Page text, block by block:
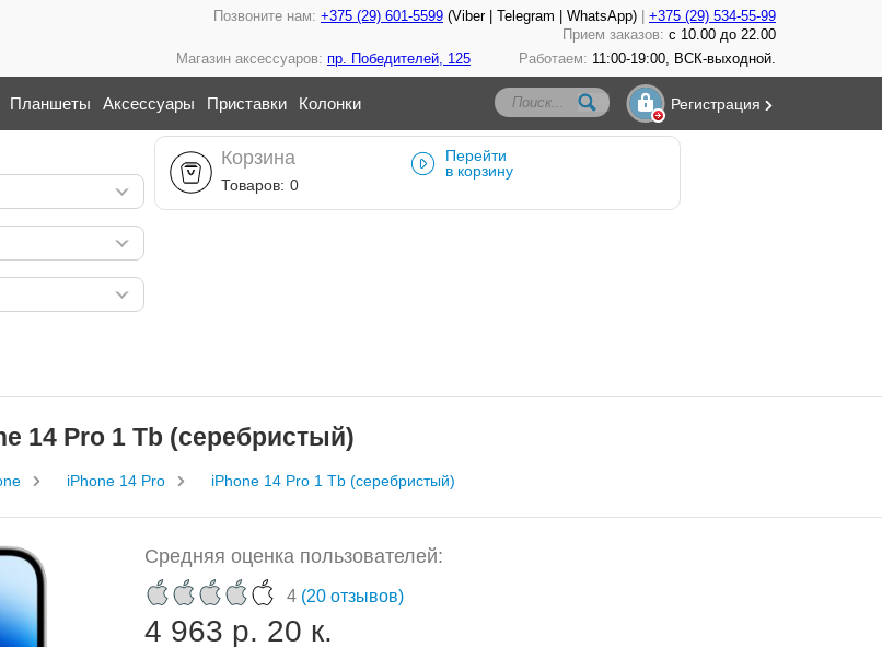
Позвоните нам: +375 (29) 601-5599 (Viber | Telegram | WhatsApp)
+375 (29) 534-55-99
Прием заказов: с 10.00 до 22.00
Магазин аксессуаров: пр. Победителей, 125 Работаем: 11:00-19:00, ВСК-выходной.
Планшеты Аксессуары Приставки Колонки Регистрация
Корзина
Товаров: 0
Перейти
в корзину
14 Pro 1 Тb (серебристый)
iPhone 14 Pro iPhone 14 Pro 1 Тb (серебристый)
Средняя оценка пользователей:
4 (20 отзывов)
4 963 р. 20 к.